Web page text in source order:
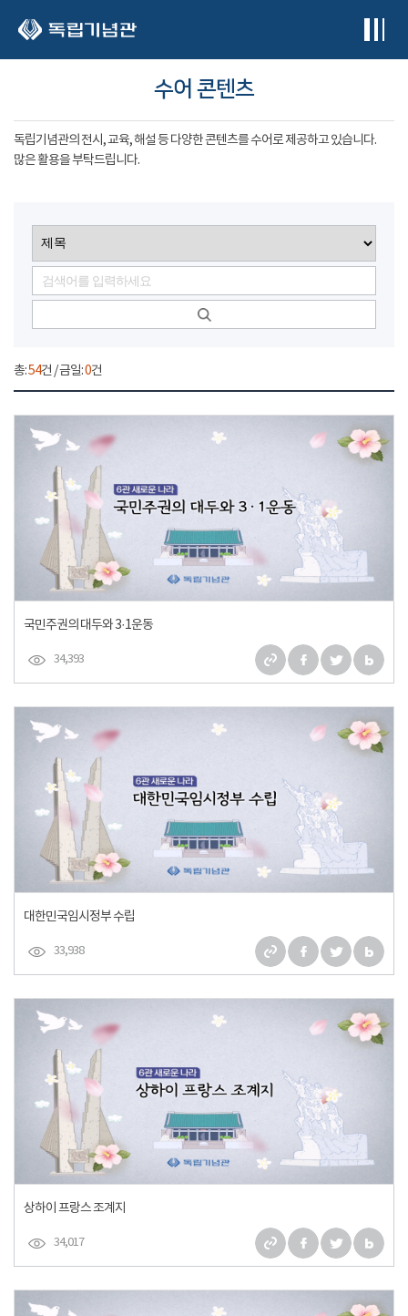
수어 콘텐츠
독립기념관의 전시, 교육, 해설 등 다양한 콘텐츠를 수어로 제공하고 있습니다.
많은 활용을 부탁드립니다.
총:54건 / 금일:0건
국민주권의 대두와 3·1운동
34,393
대한민국임시정부 수립
33,938
상하이 프랑스 조계지
34,017